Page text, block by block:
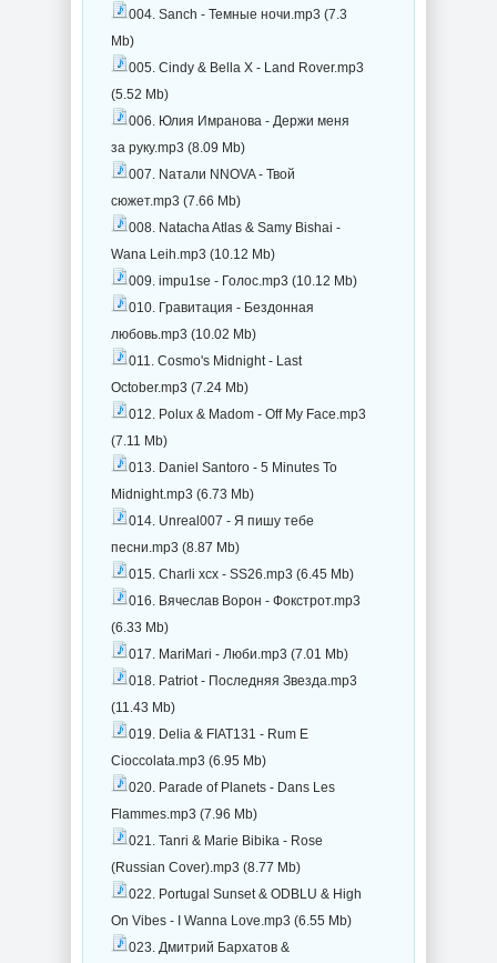
004. Sanch - Темные ночи.mp3 (7.3
Mb)
005. Cindy & Bella X - Land Rover.mp3
(5.52 Mb)
006. Юлия Имранова - Держи меня
за руку.mp3 (8.09 Mb)
007. Nатали NNOVA - Твой
сюжет.mp3 (7.66 Mb)
008. Natacha Atlas & Samy Bishai -
Wana Leih.mp3 (10.12 Mb)
009. impu1se - Голос.mp3 (10.12 Mb)
010. Гравитация - Бездонная
любовь.mp3 (10.02 Mb)
011. Cosmo's Midnight - Last
October.mp3 (7.24 Mb)
012. Polux & Madom - Off My Face.mp3
(7.11 Mb)
013. Daniel Santoro - 5 Minutes To
Midnight.mp3 (6.73 Mb)
014. Unreal007 - Я пишу тебе
песни.mp3 (8.87 Mb)
015. Charli xcx - SS26.mp3 (6.45 Mb)
016. Вячеслав Ворон - Фокстрот.mp3
(6.33 Mb)
017. MariMari - Люби.mp3 (7.01 Mb)
018. Patriot - Последняя Звезда.mp3
(11.43 Mb)
019. Delia & FIAT131 - Rum E
Cioccolata.mp3 (6.95 Mb)
020. Parade of Planets - Dans Les
Flammes.mp3 (7.96 Mb)
021. Tanri & Marie Bibika - Rose
(Russian Cover).mp3 (8.77 Mb)
022. Portugal Sunset & ODBLU & High
On Vibes - I Wanna Love.mp3 (6.55 Mb)
023. Дмитрий Бархатов &